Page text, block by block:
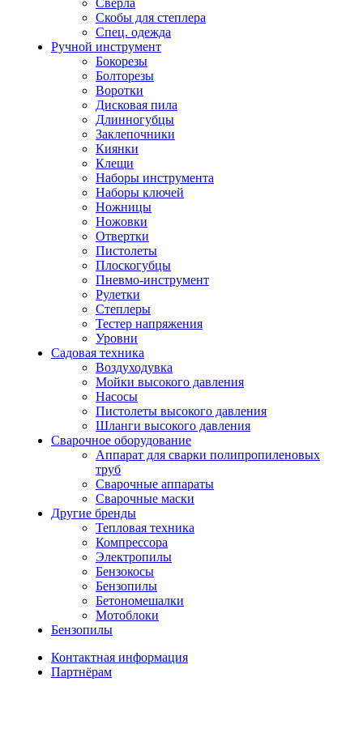
Сверла
Скобы для степлера
Спец. одежда
Ручной инструмент
Бокорезы
Болторезы
Воротки
Дисковая пила
Длинногубцы
Заклепочники
Киянки
Клещи
Наборы инструмента
Наборы ключей
Ножницы
Ножовки
Отвертки
Пистолеты
Плоскогубцы
Пневмо-инструмент
Рулетки
Степлеры
Тестер напряжения
Уровни
Садовая техника
Воздуходувка
Мойки высокого давления
Насосы
Пистолеты высокого давления
Шланги высокого давления
Сварочное оборудование
Аппарат для сварки полипропиленовых
труб
Сварочные аппараты
Сварочные маски
Другие бренды
Тепловая техника
Компрессора
Электропилы
Бензокосы
Бензопилы
Бетономешалки
Мотоблоки
Бензопилы
Контактная информация
Партнёрам